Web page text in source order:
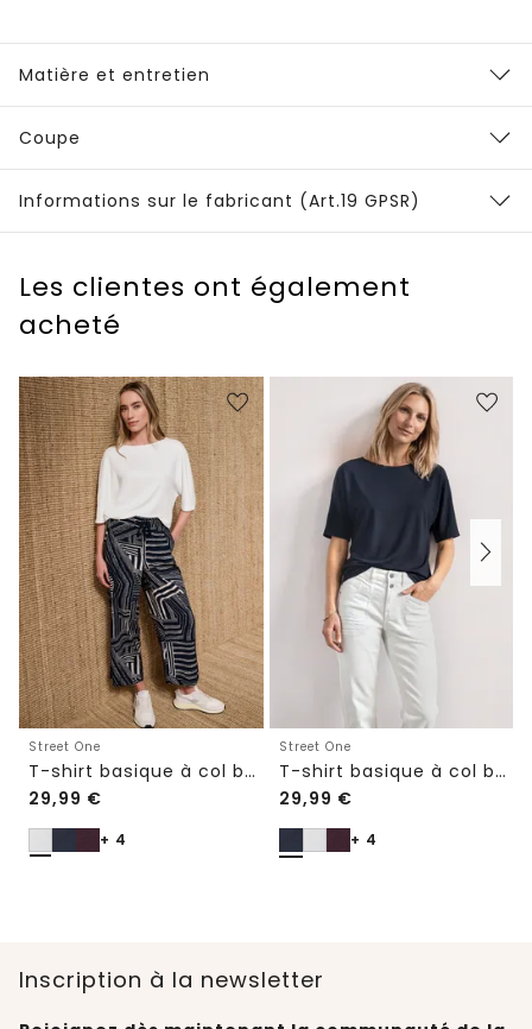
Matière et entretien
Coupe
Informations sur le fabricant (Art.19 GPSR)
Les clientes ont également
acheté
Street One
T-shirt basique à col bateau et ourlet élastiqué
29,99 €
+ 4
Street One
T-shirt basique à col bateau et ourlet élastiqué
29,99 €
+ 4
Inscription à la newsletter